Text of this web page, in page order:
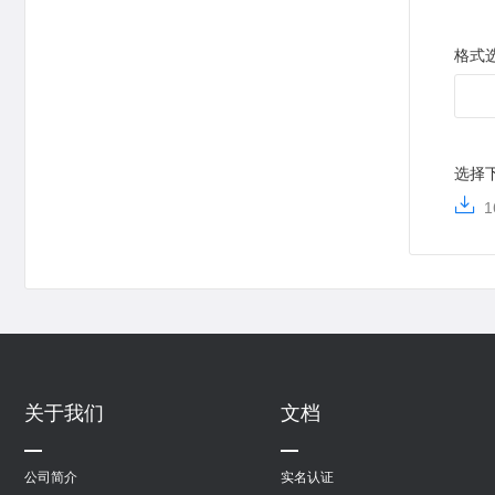
格式
选择
关于我们
公司简介
文档
实名认证